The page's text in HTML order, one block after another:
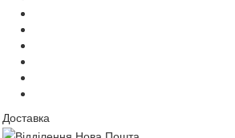
Доставка